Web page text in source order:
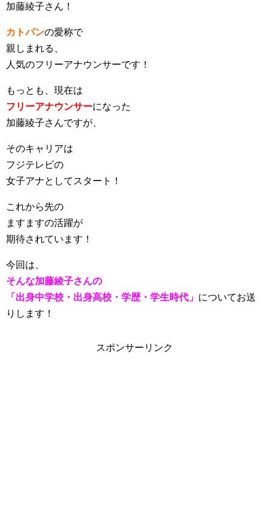
加藤綾子さん！
カトパンの愛称で
親しまれる、
人気のフリーアナウンサーです！
もっとも、現在は
フリーアナウンサーになった
加藤綾子さんですが、
そのキャリアは
フジテレビの
女子アナとしてスタート！
これから先の
ますますの活躍が
期待されています！
今回は、
そんな加藤綾子さんの
「出身中学校・出身高校・学歴・学生時代」 についてお送
りします！
スポンサーリンク